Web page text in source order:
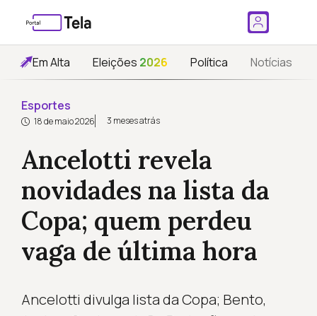
Em Alta Eleições 2026 Política Notícias
Esportes
18 de maio 2026 3 meses atrás
Ancelotti revela
novidades na lista da
Copa; quem perdeu
vaga de última hora
Ancelotti divulga lista da Copa; Bento,